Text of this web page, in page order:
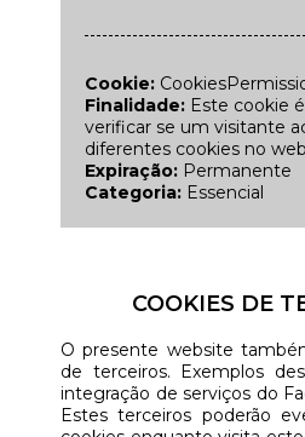
Cookie:
Finalidade: Este cookie
verificar se um visitante
diferentes cookies no
Expiração: Permanente
Categoria: Essencial
COOKIES DE
O presente website
de terceiros. Exemplos
integração de serviços do
Estes terceiros poderão